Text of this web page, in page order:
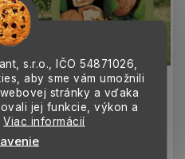
s.r.o., IČO 54871026,
aby sme vám umožnili
stránky a vďaka
jej funkcie, výkon a
Viac informácií
160cm, kont. 10 l
MOMENTÁLNE NEDOSTUPNÉ
ktorý dorastá do cca 12 m.